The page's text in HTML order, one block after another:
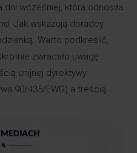
dni wcześniej, która odnosiła
Jak wskazują doradcy
Warto podkreślić,
zwracało uwagę
unijnej dyrektywy
90/435/EWG) a treścią…